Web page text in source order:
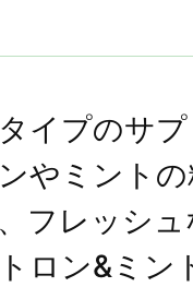
イプのサ
やミント
フレッシ
ロン&ミン